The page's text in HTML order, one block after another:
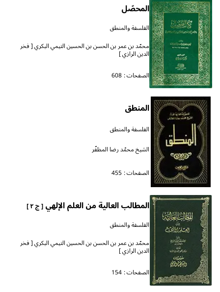
المحصّل
الفلسفة والمنطق
محمّد بن عمر بن الحسن بن الحسين التيمي البكري [ فخر
الدين الرازي ]
الصفحات : 608
المنطق
الفلسفة والمنطق
الشيخ محمّد رضا المظفّر
الصفحات : 455
المطالب العالية من العلم الإلهي[ ج ٢ ]
الفلسفة والمنطق
محمّد بن عمر بن الحسن بن الحسين التيمي البكري [ فخر
الدين الرازي ]
الصفحات : 154